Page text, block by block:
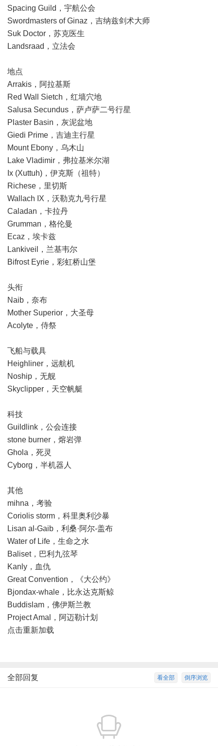
Spacing Guild，宇航公会
Swordmasters of Ginaz，吉纳兹剑术大师
Suk Doctor，苏克医生
Landsraad，立法会
地点
Arrakis，阿拉基斯
Red Wall Sietch，红墙穴地
Salusa Secundus，萨卢萨二号行星
Plaster Basin，灰泥盆地
Giedi Prime，吉迪主行星
Mount Ebony，乌木山
Lake Vladimir，弗拉基米尔湖
Ix (Xuttuh)，伊克斯（祖特）
Richese，里切斯
Wallach IX，沃勒克九号行星
Caladan，卡拉丹
Grumman，格伦曼
Ecaz，埃卡兹
Lankiveil，兰基韦尔
Bifrost Eyrie，彩虹桥山堡
头衔
Naib，奈布
Mother Superior，大圣母
Acolyte，侍祭
飞船与载具
Heighliner，远航机
Noship，无舰
Skyclipper，天空帆艇
科技
Guildlink，公会连接
stone burner，熔岩弹
Ghola，死灵
Cyborg，半机器人
其他
mihna，考验
Coriolis storm，科里奥利沙暴
Lisan al-Gaib，利桑·阿尔-盖布
Water of Life，生命之水
Baliset，巴利九弦琴
Kanly，血仇
Great Convention，《大公约》
Bjondax-whale，比永达克斯鲸
Buddislam，佛伊斯兰教
Project Amal，阿迈勒计划
点击重新加载
倒序浏览
看全部
全部回复